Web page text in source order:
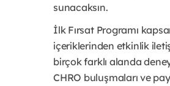
sunacaksın.
İlk Fırsat Programı
içeriklerinden etkinlik
birçok farklı alanda
CHRO buluşmaları ve